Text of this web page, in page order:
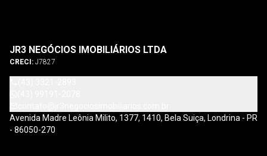
JR3 NEGÓCIOS IMOBILIÁRIOS LTDA
CRECI: J7827
Avenida Madre Leônia Milito, 1377, 1410, Bela Suiça, Londrina - PR
- 86050-270